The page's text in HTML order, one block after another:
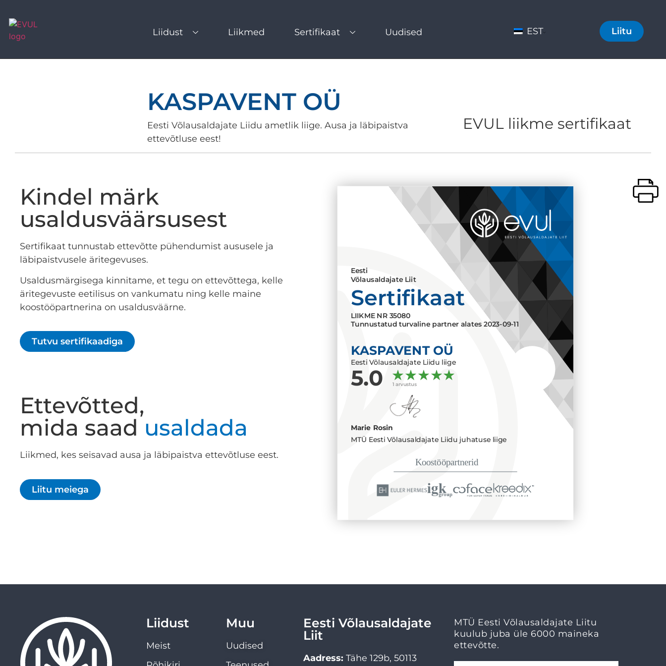
Liidust Liikmed Sertifikaat Uudised EST Liitu
KASPAVENT OÜ
Eesti Võlausaldajate Liidu ametlik liige. Ausa ja läbipaistva
ettevõtluse eest!
EVUL liikme sertifikaat
Kindel märk
usaldusväärsusest
Sertifikaat tunnustab ettevõtte pühendumist aususele ja
läbipaistvusele äritegevuses.
Usaldusmärgisega kinnitame, et tegu on ettevõttega, kelle
äritegevuste eetilisus on vankumatu ning kelle maine
koostööpartnerina on usaldusväärne.
Tutvu sertifikaadiga
Ettevõtted,
mida saad usaldada
Liikmed, kes seisavad ausa ja läbipaistva ettevõtluse eest.
Liitu meiega
Eesti
Võlausaldajate Liit
Sertifikaat
LIIKME NR 35080
Tunnustatud turvaline partner alates 2023-09-11
KASPAVENT OÜ
Eesti Võlausaldajate Liidu liige
5.0 1 arvustus
Marie Rosin
MTÜ Eesti Võlausaldajate Liidu juhatuse liige
Liidust
Meist
Muu
Uudised
Eesti Võlausaldajate
Liit
Aadress: Tähe 129b, 50113
MTÜ Eesti Võlausaldajate Liitu
kuulub juba üle 6000 maineka
ettevõtte.